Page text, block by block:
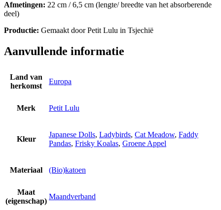
Afmetingen: 22 cm / 6,5 cm (lengte/ breedte van het absorberende
deel)
Productie: Gemaakt door Petit Lulu in Tsjechië
Aanvullende informatie
Land van
herkomst
Europa
Merk Petit Lulu
Kleur
Japanese Dolls, Ladybirds, Cat Meadow, Faddy
Pandas, Frisky Koalas, Groene Appel
Materiaal (Bio)katoen
Maat
(eigenschap)
Maandverband